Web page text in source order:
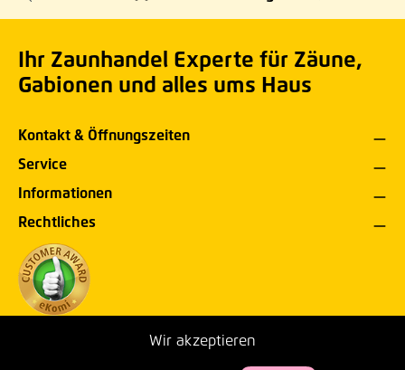
Ihr Zaunhandel Experte für Zäune,
Gabionen und alles ums Haus
Kontakt & Öffnungszeiten
Service
Informationen
Rechtliches
Wir akzeptieren